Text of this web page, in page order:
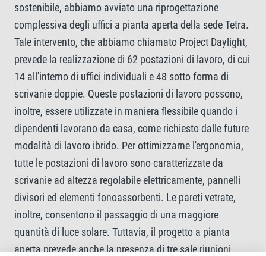
sostenibile, abbiamo avviato una riprogettazione
complessiva degli uffici a pianta aperta della sede Tetra.
Tale intervento, che abbiamo chiamato Project Daylight,
prevede la realizzazione di 62 postazioni di lavoro, di cui
14 all'interno di uffici individuali e 48 sotto forma di
scrivanie doppie. Queste postazioni di lavoro possono,
inoltre, essere utilizzate in maniera flessibile quando i
dipendenti lavorano da casa, come richiesto dalle future
modalità di lavoro ibrido. Per ottimizzarne l'ergonomia,
tutte le postazioni di lavoro sono caratterizzate da
scrivanie ad altezza regolabile elettricamente, pannelli
divisori ed elementi fonoassorbenti. Le pareti vetrate,
inoltre, consentono il passaggio di una maggiore
quantità di luce solare. Tuttavia, il progetto a pianta
aperta prevede anche la presenza di tre sale riunioni,